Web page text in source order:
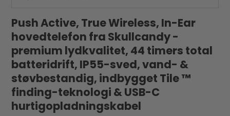
Push Active, True Wireless, In-Ear
hovedtelefon fra Skullcandy -
premium lydkvalitet, 44 timers total
batteridrift, IP55-sved, vand- &
støvbestandig, indbygget Tile ™
finding-teknologi & USB-C
hurtigopladningskabel